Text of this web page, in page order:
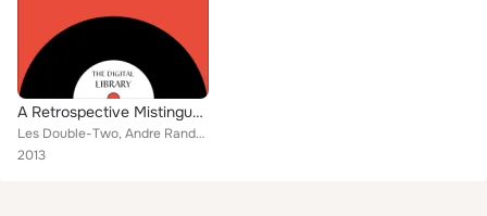
A Retrospective Mistinguett
Les Double-Two, Andre Randall, Mistinguett, Earl Leslie, Leo Kok, Jacques Pills, Henri Garat, Jean Gabin
2013